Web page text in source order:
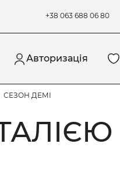
+38 063 688 06 80
Авторизація
СЕЗОН ДЕМІ